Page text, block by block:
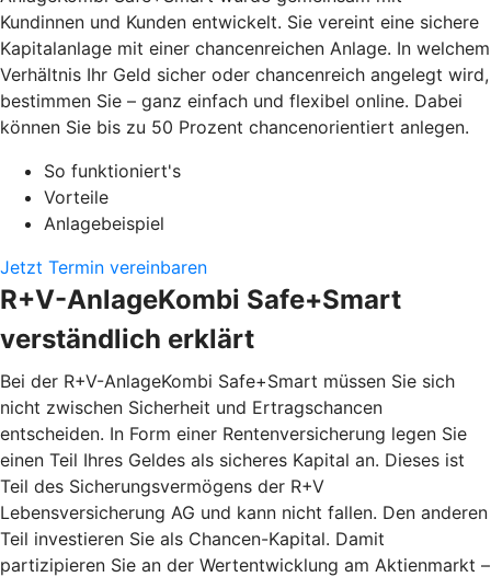
Kundinnen und Kunden entwickelt. Sie vereint eine sichere
Kapitalanlage mit einer chancenreichen Anlage. In welchem
Verhältnis Ihr Geld sicher oder chancenreich angelegt wird,
bestimmen Sie – ganz einfach und flexibel online. Dabei
können Sie bis zu 50 Prozent chancenorientiert anlegen.
So funktioniert's
Vorteile
Anlagebeispiel
Jetzt Termin vereinbaren
R+V-AnlageKombi Safe+Smart
verständlich erklärt
Bei der R+V-AnlageKombi Safe+Smart müssen Sie sich
nicht zwischen Sicherheit und Ertragschancen
entscheiden. In Form einer Rentenversicherung legen Sie
einen Teil Ihres Geldes als sicheres Kapital an. Dieses ist
Teil des Sicherungsvermögens der R+V
Lebensversicherung AG und kann nicht fallen. Den anderen
Teil investieren Sie als Chancen-Kapital. Damit
partizipieren Sie an der Wertentwicklung am Aktienmarkt –